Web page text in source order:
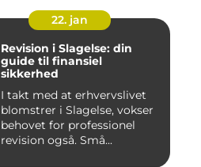
22. jan
Revision i Slagelse: din
guide til finansiel
sikkerhed
I takt med at erhvervslivet
blomstrer i Slagelse, vokser
behovet for professionel
revision også. Små...